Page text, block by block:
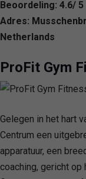
Beoordeling: 4.6/
Adres:
Netherlands
ProFit Gym
Gelegen in het hart
Centrum een
apparatuur, een
coaching, gericht op